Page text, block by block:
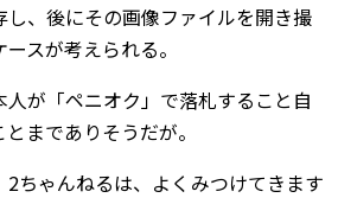
、後にその画像ファイルを開き撮
スが考えられる。
が「ペニオク」で落札すること自
までありそうだが。
ちゃんねるは、よくみつけてきます